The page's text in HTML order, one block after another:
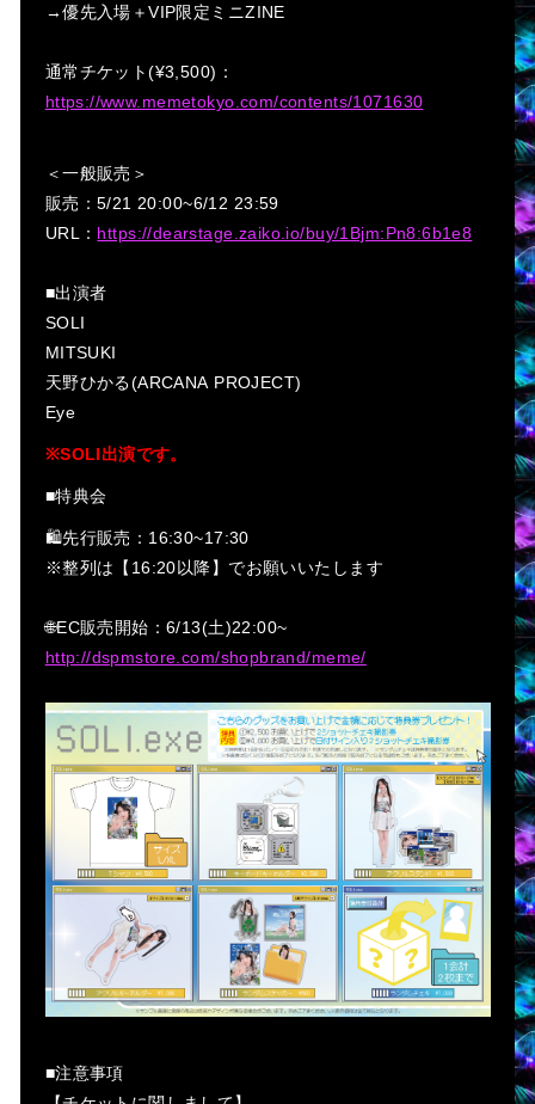
→優先入場＋VIP限定ミニZINE
通常チケット(¥3,500)：
https://www.memetokyo.com/contents/1071630
＜一般販売＞
販売：5/21 20:00~6/12 23:59
URL： https://dearstage.zaiko.io/buy/1Bjm:Pn8:6b1e8
■出演者
SOLI
MITSUKI
天野ひかる(ARCANA PROJECT)
Eye
※SOLI出演です。
■特典会
🛍️先行販売：16:30~17:30
※整列は【16:20以降】でお願いいたします
🌐EC販売開始：6/13(土)22:00~
http://dspmstore.com/shopbrand/meme/
■注意事項